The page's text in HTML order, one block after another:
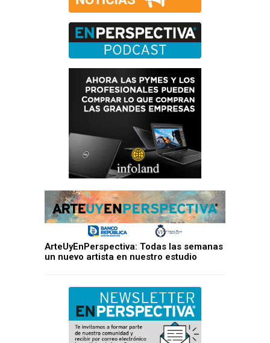
ArteUyEnPerspectiva: Todas las semanas
un nuevo artista en nuestro estudio